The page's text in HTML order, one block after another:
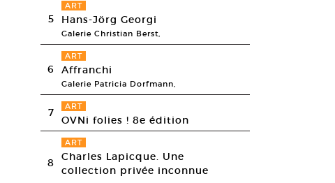
5
ART
Hans-Jörg Georgi
Galerie Christian Berst,
6
ART
Affranchi
Galerie Patricia Dorfmann,
7 ART
OVNi folies ! 8e édition
8
ART
Charles Lapicque. Une
collection privée inconnue